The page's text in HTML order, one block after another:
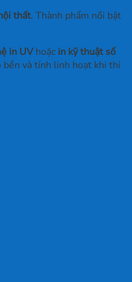
thất. Thành phẩm nổi bật
in UVhoặc in kỹ thuật số
và tính linh hoạt khi thi